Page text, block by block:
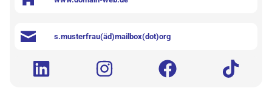
s.musterfrau(äd)mailbox(dot)org